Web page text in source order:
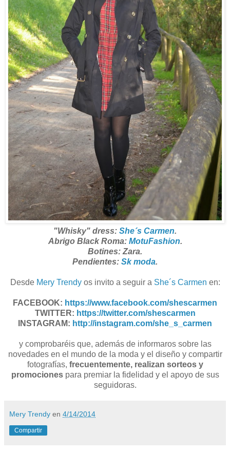
"Whisky" dress: She´s Carmen.
Abrigo Black Roma: MotuFashion.
Botines: Zara.
Pendientes: Sk moda.
Desde Mery Trendyos invito a seguir a She´s Carmen en:
FACEBOOK: https://www.facebook.com/shescarmen
TWITTER: https://twitter.com/shescarmen
INSTAGRAM: http://instagram.com/she_s_carmen
y comprobaréis que, además de informaros sobre las
novedades en el mundo de la moda y el diseño y compartir
fotografías, frecuentemente, realizan sorteos y
promociones para premiar la fidelidad y el apoyo de sus
seguidoras.
Mery Trendy en 4/14/2014
Compartir